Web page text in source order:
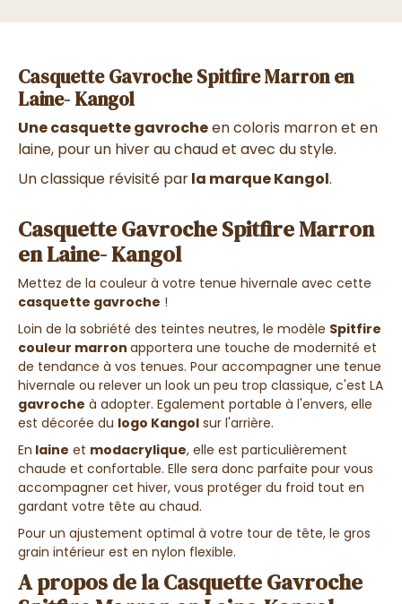
Casquette Gavroche Spitfire Marron en
Laine- Kangol
Une casquette gavrocheen coloris marron et en
laine, pour un hiver au chaud et avec du style.
Un classique révisité parla marque Kangol.
Casquette Gavroche Spitfire Marron
en Laine- Kangol
Mettez de la couleur à votre tenue hivernale avec cette
casquette gavroche !
Loin de la sobriété des teintes neutres, le modèle Spitfire
couleur marron apportera une touche de modernité et
de tendance à vos tenues. Pour accompagner une tenue
hivernale ou relever un look un peu trop classique, c'est LA
gavroche à adopter. Egalement portable à l'envers, elle
est décorée du logo Kangol sur l'arrière.
En laine et modacrylique, elle est particulièrement
chaude et confortable. Elle sera donc parfaite pour vous
accompagner cet hiver, vous protéger du froid tout en
gardant votre tête au chaud.
Pour un ajustement optimal à votre tour de tête, le gros
grain intérieur est en nylon flexible.
A propos de la Casquette Gavroche